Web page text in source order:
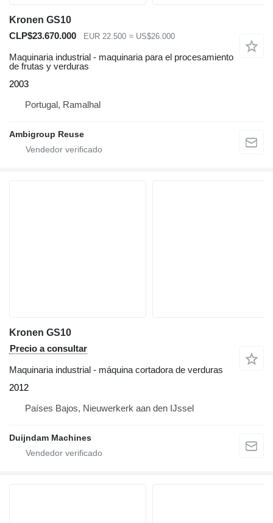
Kronen GS10
CLP$23.670.000
EUR 22.500 ≈ US$26.000
Maquinaria industrial - maquinaria para el procesamiento
de frutas y verduras
2003
Portugal, Ramalhal
Ambigroup Reuse
Kronen GS10
Precio a consultar
Maquinaria industrial - máquina cortadora de verduras
2012
Países Bajos, Nieuwerkerk aan den IJssel
Duijndam Machines